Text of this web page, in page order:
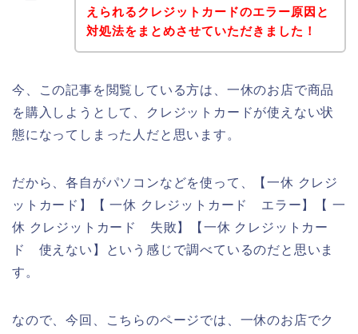
えられるクレジットカードのエラー原因と
対処法をまとめさせていただきました！
今、この記事を閲覧している方は、一休のお店で商品
を購入しようとして、クレジットカードが使えない状
態になってしまった人だと思います。
だから、各自がパソコンなどを使って、【一休 クレジ
ットカード】【 一休 クレジットカード エラー】【 一
休 クレジットカード 失敗】【一休 クレジットカー
ド 使えない】という感じで調べているのだと思いま
す。
なので、今回、こちらのページでは、一休のお店でク